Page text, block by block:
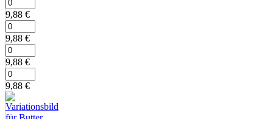
9,88 €
9,88 €
9,88 €
9,88 €